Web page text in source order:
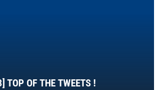
TOP OF THE TWEETS !